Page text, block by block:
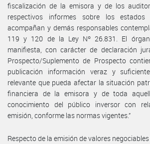
fiscalización de la emisora y de los
respectivos informes sobre los
acompañan y demás responsables
119 y 120 de la Ley Nº 26.831. El
manifiesta, con carácter de declaración
Prospecto/Suplemento de Prospecto
publicación información veraz y
relevante que pueda afectar la situación
financiera de la emisora y de toda
conocimiento del público inversor con
emisión, conforme las normas vigentes.”
Respecto de la emisión de valores